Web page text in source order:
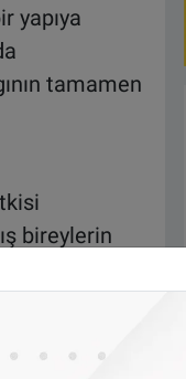
yapıya
tamamen
bireylerin
yarıya